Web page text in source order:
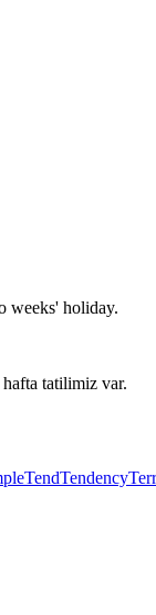
weeks' holiday.
tatilimiz var.
TendTendency